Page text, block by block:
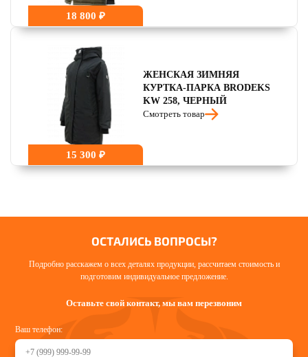
18 800 ₽
15 300 ₽
ЖЕНСКАЯ ЗИМНЯЯ
КУРТКА-ПАРКА BRODEKS
KW 258, ЧЕРНЫЙ
Смотреть товар
ОСТАЛИСЬ ВОПРОСЫ?
Подробно расскажем о всех деталях продукции, рассчитаем стоимость и
подготовим индивидуальное предложение.
Оставьте свой контакт, мы вам перезвоним
Ваш телефон: